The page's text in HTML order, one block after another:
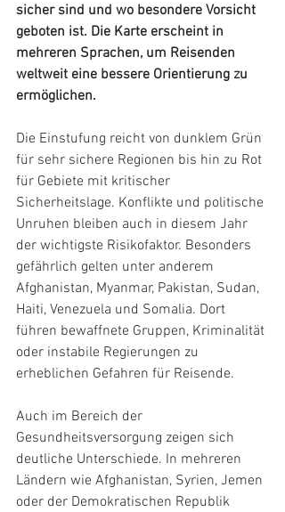
sicher sind und wo besondere Vorsicht
geboten ist. Die Karte erscheint in
mehreren Sprachen, um Reisenden
weltweit eine bessere Orientierung zu
ermöglichen.
Die Einstufung reicht von dunklem Grün
für sehr sichere Regionen bis hin zu Rot
für Gebiete mit kritischer
Sicherheitslage. Konflikte und politische
Unruhen bleiben auch in diesem Jahr
der wichtigste Risikofaktor. Besonders
gefährlich gelten unter anderem
Afghanistan, Myanmar, Pakistan, Sudan,
Haiti, Venezuela und Somalia. Dort
führen bewaffnete Gruppen, Kriminalität
oder instabile Regierungen zu
erheblichen Gefahren für Reisende.
Auch im Bereich der
Gesundheitsversorgung zeigen sich
deutliche Unterschiede. In mehreren
Ländern wie Afghanistan, Syrien, Jemen
oder der Demokratischen Republik